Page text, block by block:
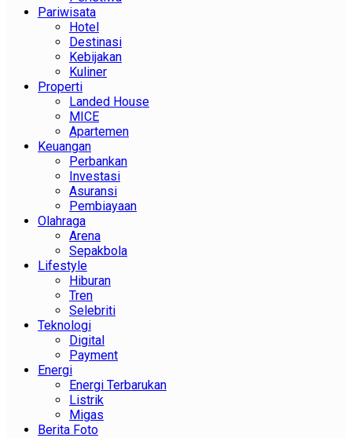
Pariwisata
Hotel
Destinasi
Kebijakan
Kuliner
Properti
Landed House
MICE
Apartemen
Keuangan
Perbankan
Investasi
Asuransi
Pembiayaan
Olahraga
Arena
Sepakbola
Lifestyle
Hiburan
Tren
Selebriti
Teknologi
Digital
Payment
Energi
Energi Terbarukan
Listrik
Migas
Berita Foto